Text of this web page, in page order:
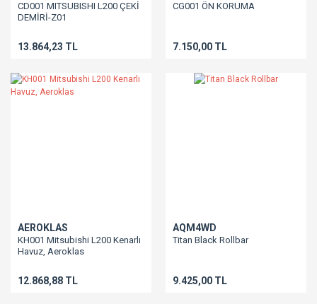
CD001 MITSUBISHI L200 ÇEKİ
DEMİRİ-Z01
13.864,23 TL
CG001 ÖN KORUMA
7.150,00 TL
AEROKLAS
KH001 Mitsubishi L200 Kenarlı
Havuz, Aeroklas
12.868,88 TL
AQM4WD
Titan Black Rollbar
9.425,00 TL